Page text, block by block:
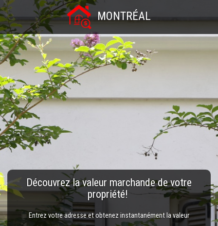
MONTRÉAL
Découvrez la valeur marchande de votre
propriété!
Entrez votre adresse et obtenez instantanément la valeur